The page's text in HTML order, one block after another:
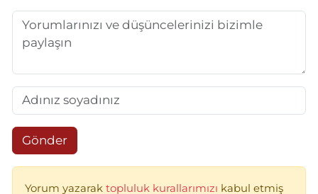
Gönder
Yorum yazarak topluluk kurallarımızı kabul etmiş